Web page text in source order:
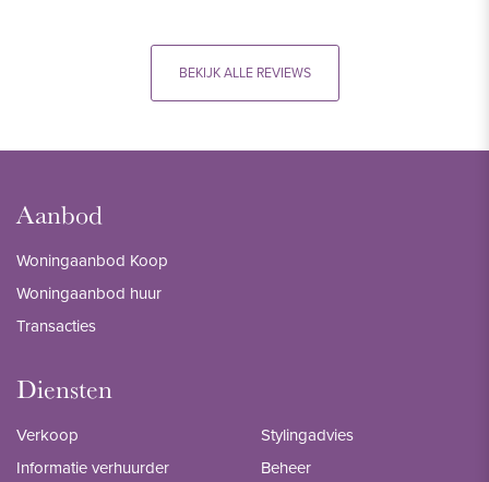
BEKIJK ALLE REVIEWS
Aanbod
Woningaanbod Koop
Woningaanbod huur
Transacties
Diensten
Verkoop
Informatie verhuurder
Stylingadvies
Beheer